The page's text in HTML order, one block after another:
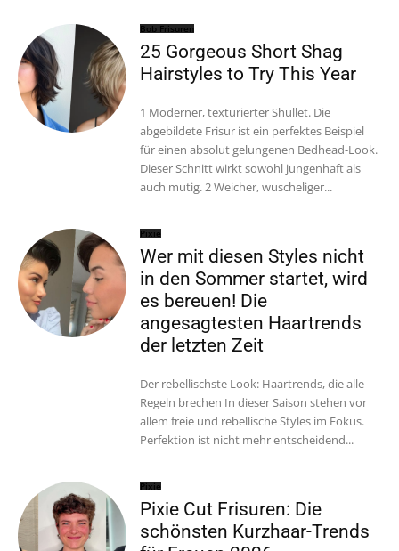
Bob Frisuren
25 Gorgeous Short Shag
Hairstyles to Try This Year
1 Moderner, texturierter Shullet. Die
abgebildete Frisur ist ein perfektes Beispiel
für einen absolut gelungenen Bedhead-Look.
Dieser Schnitt wirkt sowohl jungenhaft als
auch mutig. 2 Weicher, wuscheliger...
Pixie
Wer mit diesen Styles nicht
in den Sommer startet, wird
es bereuen! Die
angesagtesten Haartrends
der letzten Zeit
Der rebellischste Look: Haartrends, die alle
Regeln brechen In dieser Saison stehen vor
allem freie und rebellische Styles im Fokus.
Perfektion ist nicht mehr entscheidend...
Pixie
Pixie Cut Frisuren: Die
schönsten Kurzhaar-Trends